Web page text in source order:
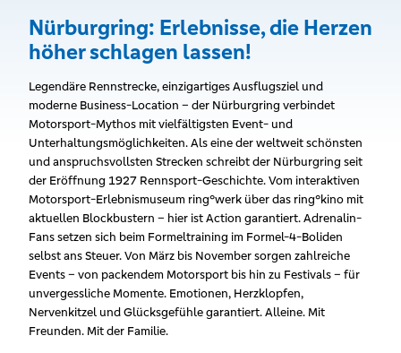
Nürburgring: Erlebnisse, die Herzen
höher schlagen lassen!
Legendäre Rennstrecke, einzigartiges Ausflugsziel und
moderne Business-Location – der Nürburgring verbindet
Motorsport-Mythos mit vielfältigsten Event- und
Unterhaltungsmöglichkeiten. Als eine der weltweit schönsten
und anspruchsvollsten Strecken schreibt der Nürburgring seit
der Eröffnung 1927 Rennsport-Geschichte. Vom interaktiven
Motorsport-Erlebnismuseum ring°werk über das ring°kino mit
aktuellen Blockbustern – hier ist Action garantiert. Adrenalin-
Fans setzen sich beim Formeltraining im Formel-4-Boliden
selbst ans Steuer. Von März bis November sorgen zahlreiche
Events – von packendem Motorsport bis hin zu Festivals – für
unvergessliche Momente. Emotionen, Herzklopfen,
Nervenkitzel und Glücksgefühle garantiert. Alleine. Mit
Freunden. Mit der Familie.